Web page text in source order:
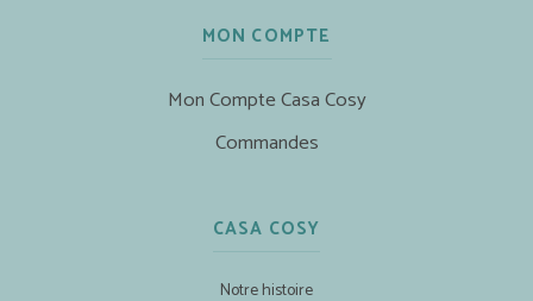
MON COMPTE
Mon Compte Casa Cosy
Commandes
CASA COSY
Notre histoire